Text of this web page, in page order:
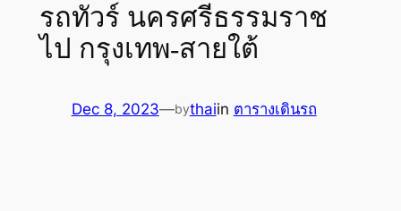
รถทัวร์ นครศรีธรรมราช
ไป กรุงเทพ-สายใต้
Dec 8, 2023—bythaiin ตารางเดินรถ